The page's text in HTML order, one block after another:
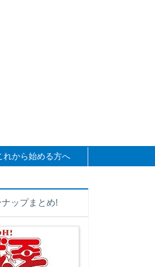
れから始める方へ
ップまとめ!